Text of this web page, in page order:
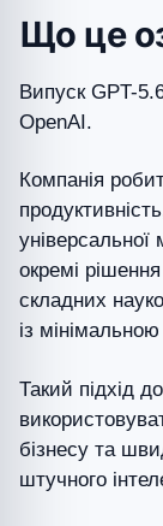
Що це
Випуск GPT-
OpenAI.
Компанія
універсальної
окремі
складних
із
Такий підхід
бізнесу та
штучного